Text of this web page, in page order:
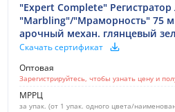
"Expert Complete"
"Marbling"/"Мраморность" 75
арочный механ. глянцевый
Скачать сертификат
Оптовая
Зарегистрируйтесь, чтобы узнать цену и
МРРЦ
за упак. (от 1 упак. одного цвета/